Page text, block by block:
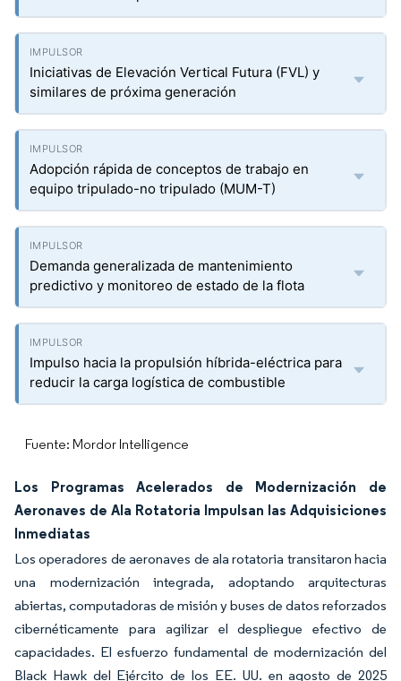
Iniciativas de Elevación Vertical Futura (FVL) y
similares de próxima generación
Adopción rápida de conceptos de trabajo en
equipo tripulado-no tripulado (MUM-T)
Demanda generalizada de mantenimiento
predictivo y monitoreo de estado de la flota
Impulso hacia la propulsión híbrida-eléctrica para
reducir la carga logística de combustible
Fuente: Mordor Intelligence
Los Programas Acelerados de Modernización de
Aeronaves de Ala Rotatoria Impulsan las Adquisiciones
Inmediatas
Los operadores de aeronaves de ala rotatoria transitaron hacia
una modernización integrada, adoptando arquitecturas
abiertas, computadoras de misión y buses de datos reforzados
cibernéticamente para agilizar el despliegue efectivo de
capacidades. El esfuerzo fundamental de modernización del
Black Hawk del Ejército de los EE. UU. en agosto de 2025